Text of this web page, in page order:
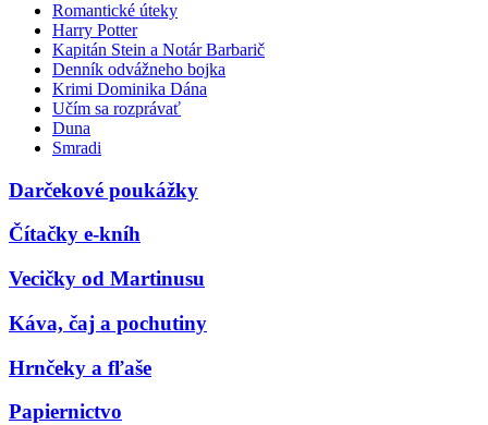
Romantické úteky
Harry Potter
Kapitán Stein a Notár Barbarič
Denník odvážneho bojka
Krimi Dominika Dána
Učím sa rozprávať
Duna
Smradi
Darčekové poukážky
Čítačky e-kníh
Vecičky od Martinusu
Káva, čaj a pochutiny
Hrnčeky a fľaše
Papiernictvo